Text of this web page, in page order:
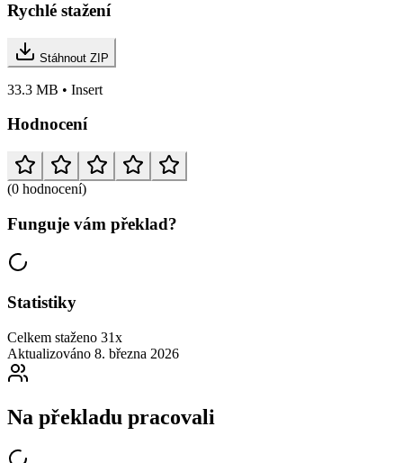
Rychlé stažení
Stáhnout ZIP
33.3 MB • Insert
Hodnocení
(0 hodnocení)
Funguje vám překlad?
Statistiky
Celkem staženo 31x
Aktualizováno 8. března 2026
Na překladu pracovali